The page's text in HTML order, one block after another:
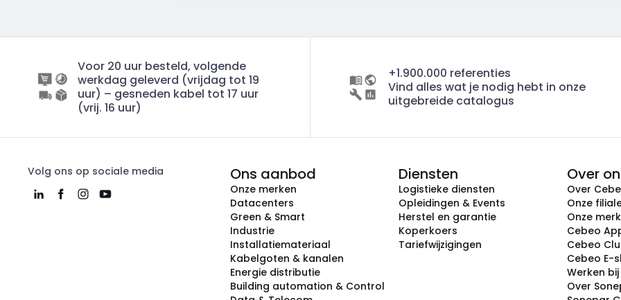
Voor 20 uur besteld, volgende
werkdag geleverd (vrijdag tot 19
uur) – gesneden kabel tot 17 uur
(vrij. 16 uur)
+1.900.000 referenties
Vind alles wat je nodig hebt in onze
uitgebreide catalogus
Volg ons op sociale media Ons aanbod
Onze merken
Datacenters
Green & Smart
Industrie
Installatiemateriaal
Kabelgoten & kanalen
Energie distributie
Building automation & Control
Diensten
Logistieke diensten
Opleidingen & Events
Herstel en garantie
Koperkoers
Tariefwijzigingen
Over
Over
Onze
Onze
Cebeo
Cebeo
Cebeo E-
Werken
Over